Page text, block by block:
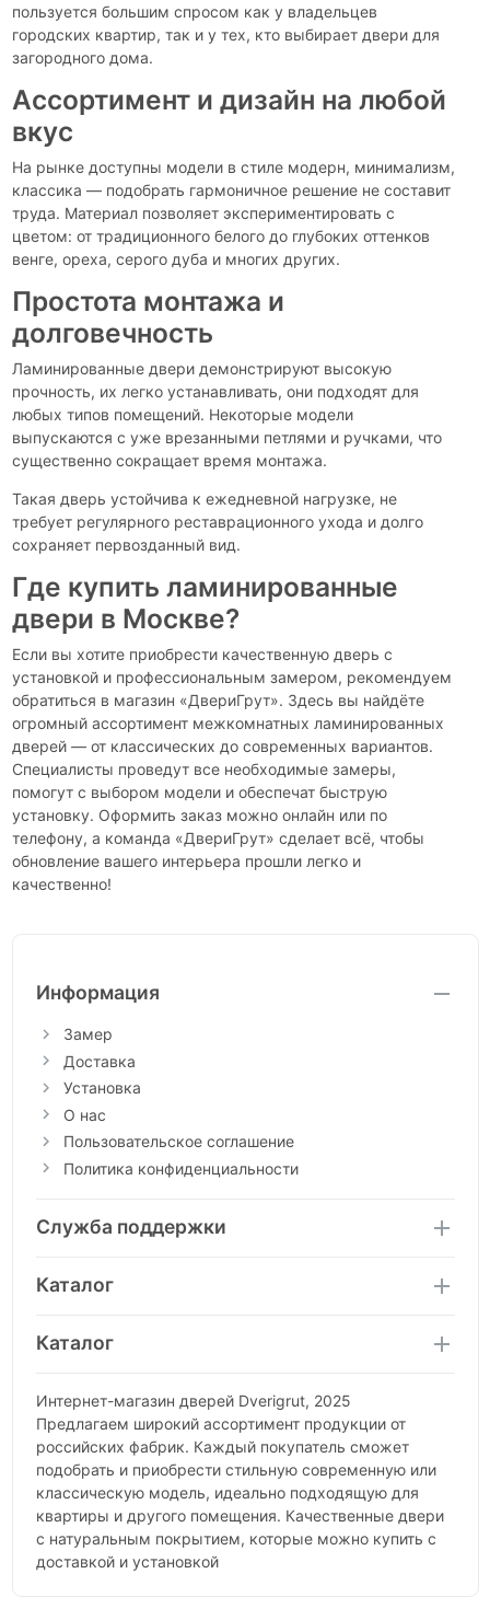
пользуется большим спросом как у владельцев
городских квартир, так и у тех, кто выбирает двери для
загородного дома.
Ассортимент и дизайн на любой
вкус
На рынке доступны модели в стиле модерн, минимализм,
классика — подобрать гармоничное решение не составит
труда. Материал позволяет экспериментировать с
цветом: от традиционного белого до глубоких оттенков
венге, ореха, серого дуба и многих других.
Простота монтажа и
долговечность
Ламинированные двери демонстрируют высокую
прочность, их легко устанавливать, они подходят для
любых типов помещений. Некоторые модели
выпускаются с уже врезанными петлями и ручками, что
существенно сокращает время монтажа.
Такая дверь устойчива к ежедневной нагрузке, не
требует регулярного реставрационного ухода и долго
сохраняет первозданный вид.
Где купить ламинированные
двери в Москве?
Если вы хотите приобрести качественную дверь с
установкой и профессиональным замером, рекомендуем
обратиться в магазин «ДвериГрут». Здесь вы найдёте
огромный ассортимент межкомнатных ламинированных
дверей — от классических до современных вариантов.
Специалисты проведут все необходимые замеры,
помогут с выбором модели и обеспечат быструю
установку. Оформить заказ можно онлайн или по
телефону, а команда «ДвериГрут» сделает всё, чтобы
обновление вашего интерьера прошли легко и
качественно!
Информация
Замер
Доставка
Установка
О нас
Пользовательское соглашение
Политика конфиденциальности
Служба поддержки
Каталог
Каталог
Интернет-магазин дверей Dverigrut, 2025
Предлагаем широкий ассортимент продукции от
российских фабрик. Каждый покупатель сможет
подобрать и приобрести стильную современную или
классическую модель, идеально подходящую для
квартиры и другого помещения. Качественные двери
с натуральным покрытием, которые можно купить с
доставкой и установкой